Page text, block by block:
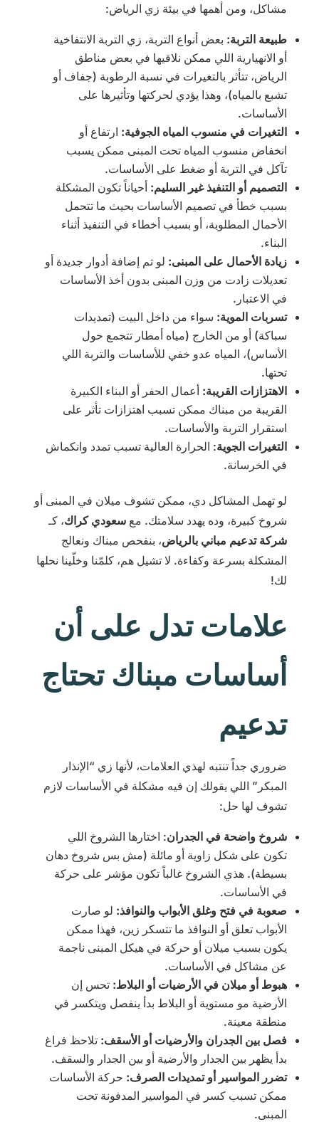
مشاكل، ومن أهمها في بيئة زي الرياض:
طبيعة التربة: بعض أنواع التربة، زي التربة الانتفاخية
أو الانهيارية اللي ممكن نلاقيها في بعض مناطق
الرياض، تتأثر بالتغيرات في نسبة الرطوبة (جفاف أو
تشبع بالمياه)، وهذا يؤدي لحركتها وتأثيرها على
الأساسات.
التغيرات في منسوب المياه الجوفية: ارتفاع أو
انخفاض منسوب المياه تحت المبنى ممكن يسبب
تآكل في التربة أو ضغط على الأساسات.
التصميم أو التنفيذ غير السليم: أحياناً تكون المشكلة
بسبب خطأ في تصميم الأساسات بحيث ما تتحمل
الأحمال المطلوبة، أو بسبب أخطاء في التنفيذ أثناء
البناء.
زيادة الأحمال على المبنى: لو تم إضافة أدوار جديدة أو
تعديلات زادت من وزن المبنى بدون أخذ الأساسات
في الاعتبار.
تسربات الموية: سواء من داخل البيت (تمديدات
سباكة) أو من الخارج (مياه أمطار تتجمع حول
الأساس)، المياه عدو خفي للأساسات والتربة اللي
تحتها.
الاهتزازات القريبة: أعمال الحفر أو البناء الكبيرة
القريبة من مبناك ممكن تسبب اهتزازات تأثر على
استقرار التربة والأساسات.
التغيرات الجوية: الحرارة العالية تسبب تمدد وانكماش
في الخرسانة.
لو تهمل المشاكل دي، ممكن تشوف ميلان في المبنى أو
شروخ كبيرة، وده يهدد سلامتك. مع سعودي كراك، كـ
شركة تدعيم مباني بالرياض، بنفحص مبناك ونعالج
المشكلة بسرعة وكفاءة. لا تشيل هم، كلمّنا وخلّينا نحلها
لك!
علامات تدل على أن
أساسات مبناك تحتاج
تدعيم
ضروري جداً تنتبه لهذي العلامات، لأنها زي “الإنذار
المبكر” اللي يقولك إن فيه مشكلة في الأساسات لازم
تشوف لها حل:
شروخ واضحة في الجدران: اختارها الشروخ اللي
تكون على شكل زاوية أو مائلة (مش بس شروخ دهان
بسيطة). هذي الشروخ غالباً تكون مؤشر على حركة
في الأساسات.
صعوبة في فتح وغلق الأبواب والنوافذ: لو صارت
الأبواب تعلق أو النوافذ ما تتسكر زين، فهذا ممكن
يكون بسبب ميلان أو حركة في هيكل المبنى ناجمة
عن مشاكل في الأساسات.
هبوط أو ميلان في الأرضيات أو البلاط: تحس إن
الأرضية مو مستوية أو البلاط بدأ ينفصل ويتكسر في
منطقة معينة.
فصل بين الجدران والأرضيات أو الأسقف: تلاحظ فراغ
بدأ يظهر بين الجدار والأرضية أو بين الجدار والسقف.
تضرر المواسير أو تمديدات الصرف: حركة الأساسات
ممكن تسبب كسر في المواسير المدفونة تحت
المبنى.